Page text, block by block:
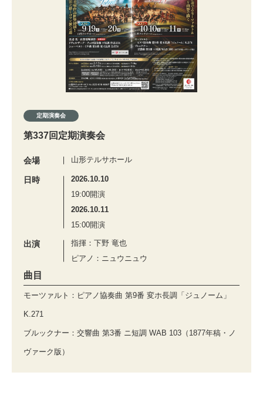
定期演奏会
第337回定期演奏会
会場 山形テルサホール
日時
2026.10.10
19:00開演
2026.10.11
15:00開演
出演
指揮：下野 竜也
ピアノ：ニュウニュウ
曲目
モーツァルト：ピアノ協奏曲 第9番 変ホ長調「ジュノーム」
K.271
ブルックナー：交響曲 第3番 ニ短調 WAB 103（1877年稿・ノ
ヴァーク版）